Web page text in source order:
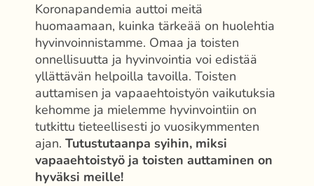
Koronapandemia auttoi meitä
huomaamaan, kuinka tärkeää on huolehtia
hyvinvoinnistamme. Omaa ja toisten
onnellisuutta ja hyvinvointia voi edistää
yllättävän helpoilla tavoilla. Toisten
auttamisen ja vapaaehtoistyön vaikutuksia
kehomme ja mielemme hyvinvointiin on
tutkittu tieteellisesti jo vuosikymmenten
ajan. Tutustutaanpa syihin, miksi
vapaaehtoistyö ja toisten auttaminen on
hyväksi meille!